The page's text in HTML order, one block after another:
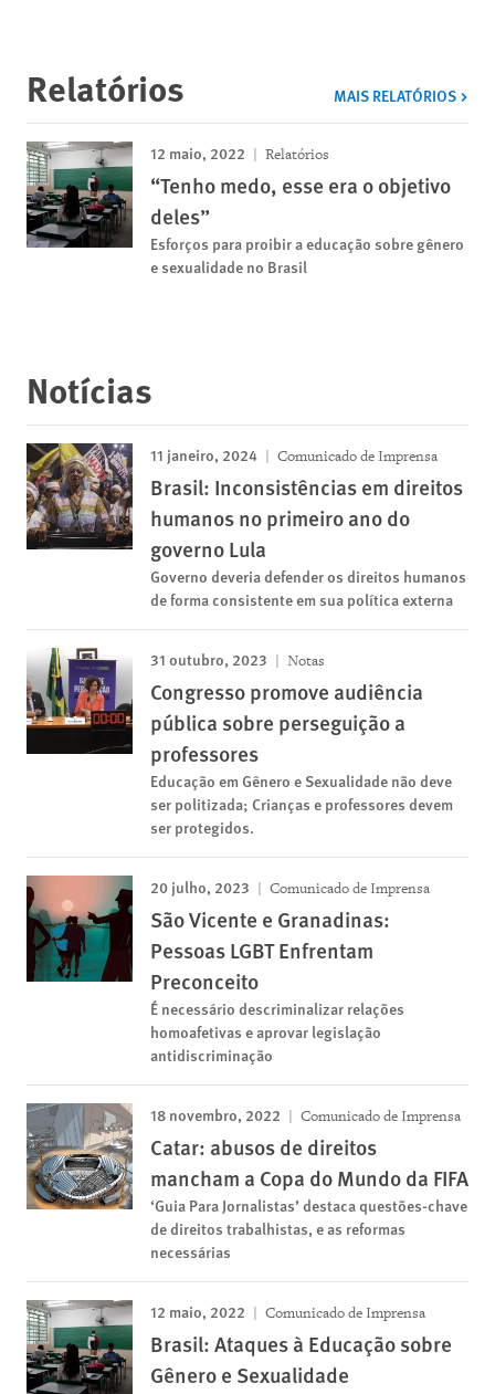
Relatórios MAIS RELATÓRIOS
12 maio, 2022 Relatórios
“Tenho medo, esse era o objetivo
deles”
Esforços para proibir a educação sobre gênero
e sexualidade no Brasil
Notícias
11 janeiro, 2024 Comunicado de Imprensa
Brasil: Inconsistências em direitos
humanos no primeiro ano do
governo Lula
Governo deveria defender os direitos humanos
de forma consistente em sua política externa
31 outubro, 2023 Notas
Congresso promove audiência
pública sobre perseguição a
professores
Educação em Gênero e Sexualidade não deve
ser politizada; Crianças e professores devem
ser protegidos.
20 julho, 2023 Comunicado de Imprensa
São Vicente e Granadinas:
Pessoas LGBT Enfrentam
Preconceito
É necessário descriminalizar relações
homoafetivas e aprovar legislação
antidiscriminação
18 novembro, 2022 Comunicado de Imprensa
Catar: abusos de direitos
mancham a Copa do Mundo da FIFA
‘Guia Para Jornalistas’ destaca questões-chave
de direitos trabalhistas, e as reformas
necessárias
12 maio, 2022 Comunicado de Imprensa
Brasil: Ataques à Educação sobre
Gênero e Sexualidade